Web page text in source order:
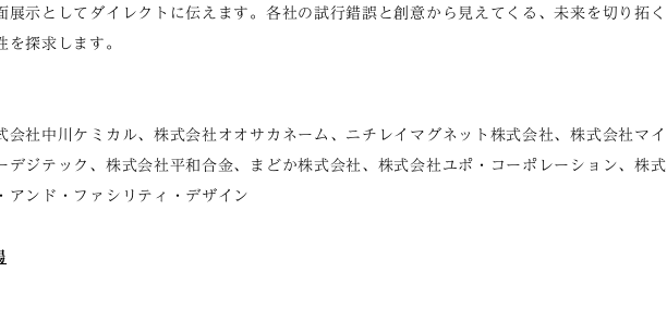
展示としてダイレクトに伝えます。各社の試行錯誤と創意から見えてくる、未来を切り拓く
を探求します。
会社中川ケミカル、株式会社オオサカネーム、ニチレイマグネット株式会社、株式会社マイ
デジテック、株式会社平和合金、まどか株式会社、株式会社ユポ・コーポレーション、株式
アンド・ファシリティ・デザイン